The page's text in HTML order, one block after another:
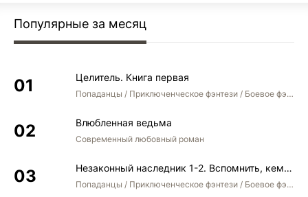
Популярные за месяц
Целитель. Книга первая
Попаданцы / Приключенческое фэнтези / Боевое фэнтези
Влюбленная ведьма
Современный любовный роман
Незаконный наследник 1-2. Вспомнить, кем был. Стать собой. Остаться собой
Попаданцы / Приключенческое фэнтези / Боевое фэнтези / Юмористическое фэнтези